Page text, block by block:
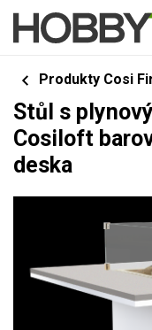
Produkty Cosi
Stůl s
Cosiloft
deska